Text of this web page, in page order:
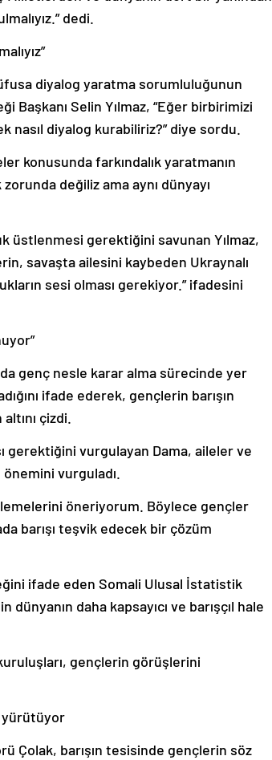
dedi.
diyalog yaratma sorumluluğunun
Başkanı Selin Yılmaz, “Eğer birbirimizi
diyalog kurabiliriz?” diye sordu.
konusunda farkındalık yaratmanın
değiliz ama aynı dünyayı
üstlenmesi gerektiğini savunan Yılmaz,
savaşta ailesini kaybeden Ukraynalı
sesi olması gerekiyor.” ifadesini
genç nesle karar alma sürecinde yer
ifade ederek, gençlerin barışın
çizdi.
gerektiğini vurgulayan Dama, aileler ve
önemini vurguladı.
öneriyorum. Böylece gençler
barışı teşvik edecek bir çözüm
ifade eden Somali Ulusal İstatistik
daha kapsayıcı ve barışçıl hale
gençlerin görüşlerini
yürütüyor
Çolak, barışın tesisinde gençlerin söz